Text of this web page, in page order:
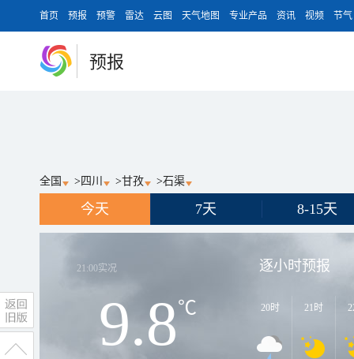
首页 预报 预警 雷达 云图 天气地图 专业产品 资讯 视频 节气
预报
全国 > 四川 >甘孜 >石渠
今天 7天 8-15天
21:00实况
9.8℃
逐小时预报
20时 21时